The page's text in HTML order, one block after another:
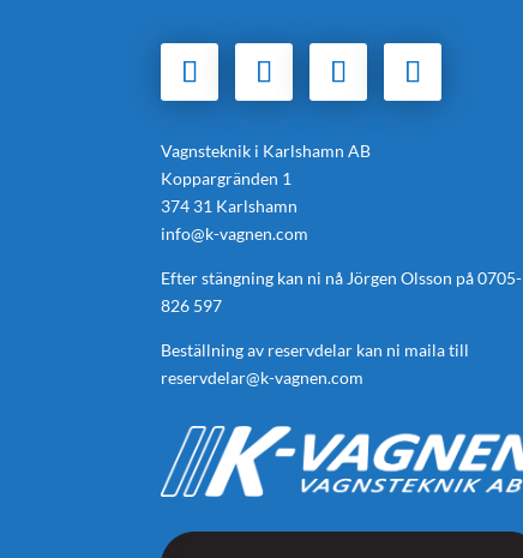
Vagnsteknik i Karlshamn AB
Koppargränden 1
374 31 Karlshamn
info@k-vagnen.com
Efter stängning kan ni nå Jörgen Olsson på0705-
826 597
Beställning av reservdelar kan ni maila till
reservdelar@k-vagnen.com